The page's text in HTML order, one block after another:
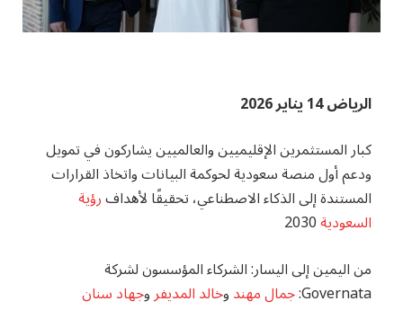
الرياض 14 يناير 2026
كبار المستثمرين الإقليميين والعالميين يشاركون في تمويل
ودعم أول منصة سعودية لحوكمة البيانات واتخاذ القرارات
المستندة إلى الذكاء الاصطناعي، تحقيقًا لأهدافرؤية
السعودية2030
من اليمين إلى اليسار: الشركاء المؤسسون لشركة
Governata: جمال مهندوخالد المديفروجهاد سنان